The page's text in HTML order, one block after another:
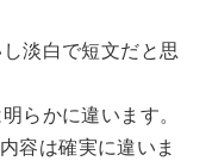
淡白で短文だと思
らかに違います。
容は確実に違いま